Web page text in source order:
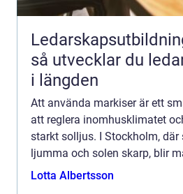
så utvecklar du
i längden
Att använda markiser är ett
att reglera inomhusklimatet
starkt solljus. I Stockholm, där
ljumma och solen skarp, blir
en oumbärlig del av hemm...
Lotta Albertsson